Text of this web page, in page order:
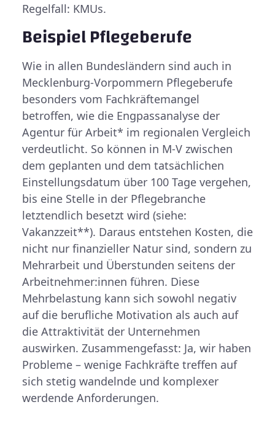
Regelfall: KMUs.
Beispiel Pflegeberufe
Wie in allen Bundesländern sind auch in
Mecklenburg-Vorpommern Pflegeberufe
besonders vom Fachkräftemangel
betroffen, wie die Engpassanalyse der
Agentur für Arbeit* im regionalen Vergleich
verdeutlicht. So können in M-V zwischen
dem geplanten und dem tatsächlichen
Einstellungsdatum über 100 Tage vergehen,
bis eine Stelle in der Pflegebranche
letztendlich besetzt wird (siehe:
Vakanzzeit**). Daraus entstehen Kosten, die
nicht nur finanzieller Natur sind, sondern zu
Mehrarbeit und Überstunden seitens der
Arbeitnehmer:innen führen. Diese
Mehrbelastung kann sich sowohl negativ
auf die berufliche Motivation als auch auf
die Attraktivität der Unternehmen
auswirken. Zusammengefasst: Ja, wir haben
Probleme – wenige Fachkräfte treffen auf
sich stetig wandelnde und komplexer
werdende Anforderungen.